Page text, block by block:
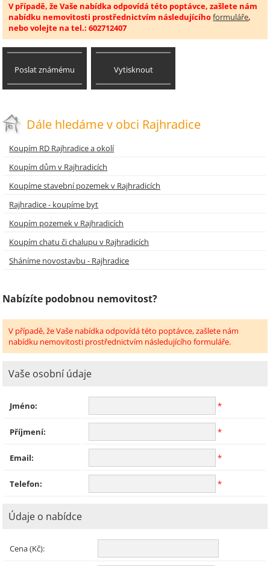
V případě, že Vaše nabídka odpovídá této poptávce, zašlete nám
nabídku nemovitosti prostřednictvím následujícíhoformuláře,
nebo volejte na tel.: 602712407
Poslat známému Vytisknout
Dále hledáme v obci Rajhradice
Koupím RD Rajhradice a okolí
Koupím dům v Rajhradicích
Koupíme stavební pozemek v Rajhradicích
Rajhradice - koupíme byt
Koupím pozemek v Rajhradicích
Koupím chatu či chalupu v Rajhradicích
Sháníme novostavbu - Rajhradice
Nabízíte podobnou nemovitost?
V případě, že Vaše nabídka odpovídá této poptávce, zašlete nám
nabídku nemovitosti prostřednictvím následujícího formuláře.
Vaše osobní údaje
Jméno: *
Příjmení: *
Email: *
Telefon: *
Údaje o nabídce
Cena (Kč):